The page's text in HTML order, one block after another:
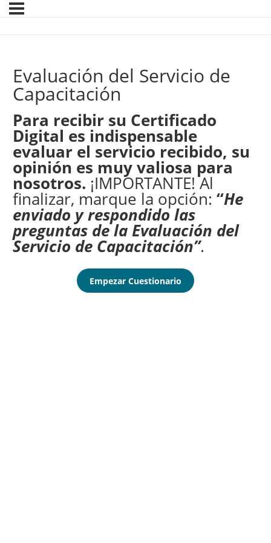
Evaluación del Servicio de
Capacitación
Para recibir su Certificado
Digital es indispensable
evaluar el servicio recibido, su
opinión es muy valiosa para
nosotros. ¡IMPORTANTE! Al
finalizar, marque la opción: “He
enviado y respondido las
preguntas de la Evaluación del
Servicio de Capacitación”.